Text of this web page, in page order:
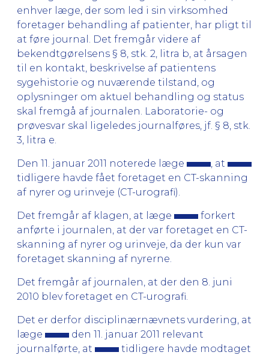
enhver læge, der som led i sin virksomhed
foretager behandling af patienter, har pligt til
at føre journal. Det fremgår videre af
bekendtgørelsens § 8, stk. 2, litra b, at årsagen
til en kontakt, beskrivelse af patientens
sygehistorie og nuværende tilstand, og
oplysninger om aktuel behandling og status
skal fremgå af journalen. Laboratorie- og
prøvesvar skal ligeledes journalføres, jf. § 8, stk.
3, litra e.
Den 11. januar 2011 noterede læge
, at
tidligere havde fået foretaget en CT-skanning
af nyrer og urinveje (CT-urografi).
Det fremgår af klagen, at læge
forkert
anførte i journalen, at der var foretaget en CT-
skanning af nyrer og urinveje, da der kun var
foretaget skanning af nyrerne.
Det fremgår af journalen, at der den 8. juni
2010 blev foretaget en CT-urografi.
Det er derfor disciplinærnævnets vurdering, at
læge
den 11. januar 2011 relevant
journalførte, at
tidligere havde modtaget